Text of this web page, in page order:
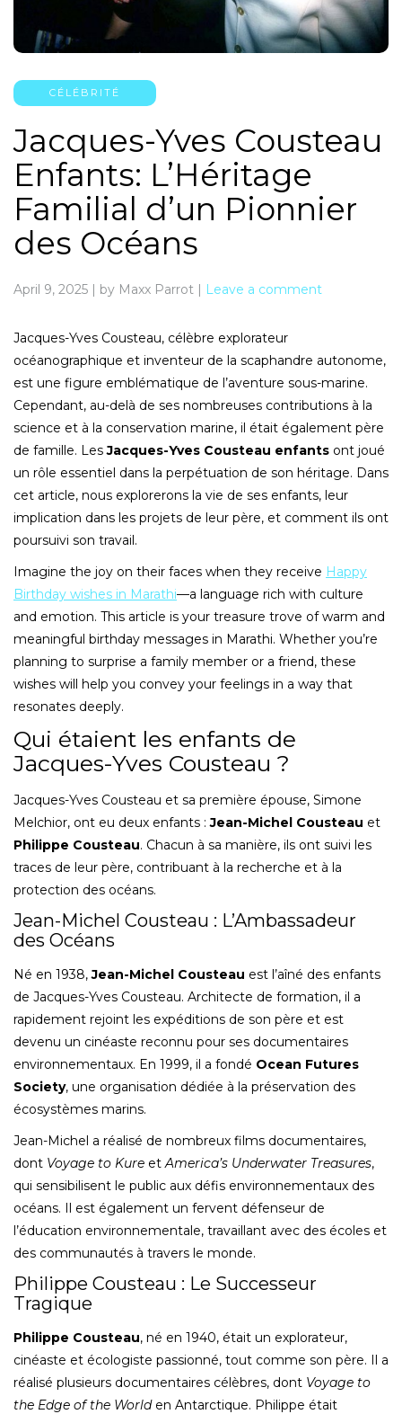
CÉLÉBRITÉ
Jacques-Yves Cousteau
Enfants: L’Héritage
Familial d’un Pionnier
des Océans
April 9, 2025 | by Maxx Parrot | Leave a comment
Jacques-Yves Cousteau, célèbre explorateur
océanographique et inventeur de la scaphandre autonome,
est une figure emblématique de l’aventure sous-marine.
Cependant, au-delà de ses nombreuses contributions à la
science et à la conservation marine, il était également père
de famille. LesJacques-Yves Cousteau enfants ont joué
un rôle essentiel dans la perpétuation de son héritage. Dans
cet article, nous explorerons la vie de ses enfants, leur
implication dans les projets de leur père, et comment ils ont
poursuivi son travail.
Imagine the joy on their faces when they receive Happy
Birthday wishes in Marathi—a language rich with culture
and emotion. This article is your treasure trove of warm and
meaningful birthday messages in Marathi. Whether you’re
planning to surprise a family member or a friend, these
wishes will help you convey your feelings in a way that
resonates deeply.
Qui étaient les enfants de
Jacques-Yves Cousteau ?
Jacques-Yves Cousteau et sa première épouse, Simone
Melchior, ont eu deux enfants :Jean-Michel Cousteau et
Philippe Cousteau. Chacun à sa manière, ils ont suivi les
traces de leur père, contribuant à la recherche et à la
protection des océans.
Jean-Michel Cousteau : L’Ambassadeur
des Océans
Né en 1938,Jean-Michel Cousteau est l’aîné des enfants
de Jacques-Yves Cousteau. Architecte de formation, il a
rapidement rejoint les expéditions de son père et est
devenu un cinéaste reconnu pour ses documentaires
environnementaux. En 1999, il a fondé Ocean Futures
Society, une organisation dédiée à la préservation des
écosystèmes marins.
Jean-Michel a réalisé de nombreux films documentaires,
dont Voyage to Kure etAmerica’s Underwater Treasures,
qui sensibilisent le public aux défis environnementaux des
océans. Il est également un fervent défenseur de
l’éducation environnementale, travaillant avec des écoles et
des communautés à travers le monde.
Philippe Cousteau : Le Successeur
Tragique
Philippe Cousteau, né en 1940, était un explorateur,
cinéaste et écologiste passionné, tout comme son père. Il a
réalisé plusieurs documentaires célèbres, dont Voyage to
the Edge of the Worlden Antarctique. Philippe était